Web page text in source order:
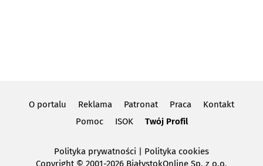
O portalu Reklama Patronat Praca
Kontakt
Pomoc
ISOK Twój Profil
Polityka prywatności
Polityka cookies
Copyright © 2001-2026 BiałystokOnline Sp. z o.o.